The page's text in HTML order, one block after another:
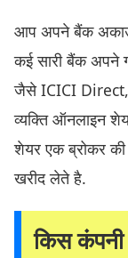
आप अपने बैंक
कई सारी बैंक अपने
जैसे ICICI
व्यक्ति ऑनलाइन
शेयर एक ब्रोकर
खरीद लेते है.
किस